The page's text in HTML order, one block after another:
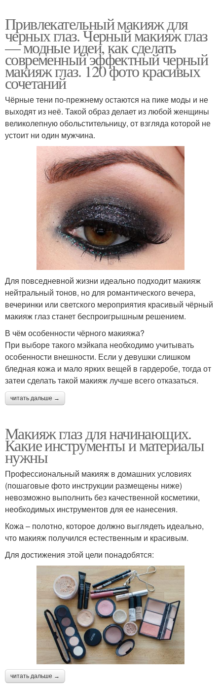
Привлекательный макияж для
черных глаз. Черный макияж глаз
— модные идеи, как сделать
современный эффектный черный
макияж глаз. 120 фото красивых
сочетаний
Чёрные тени по-прежнему остаются на пике моды и не
выходят из неё. Такой образ делает из любой женщины
великолепную обольстительницу, от взгляда которой не
устоит ни один мужчина.
Для повседневной жизни идеально подходит макияж
нейтральный тонов, но для романтического вечера,
вечеринки или светского мероприятия красивый чёрный
макияж глаз станет беспроигрышным решением.
В чём особенности чёрного макияжа?
При выборе такого мэйкапа необходимо учитывать
особенности внешности. Если у девушки слишком
бледная кожа и мало ярких вещей в гардеробе, тогда от
затеи сделать такой макияж лучше всего отказаться.
читать дальше →
Макияж глаз для начинающих.
Какие инструменты и материалы
нужны
Профессиональный макияж в домашних условиях
(пошаговые фото инструкции размещены ниже)
невозможно выполнить без качественной косметики,
необходимых инструментов для ее нанесения.
Кожа – полотно, которое должно выглядеть идеально,
что макияж получился естественным и красивым.
Для достижения этой цели понадобятся:
читать дальше →